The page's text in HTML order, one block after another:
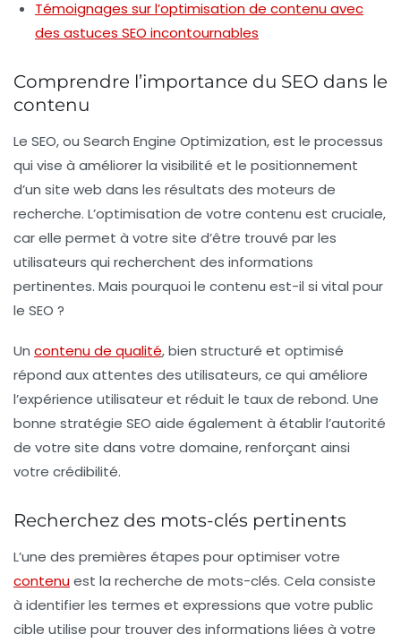
Témoignages sur l’optimisation de contenu avec
des astuces SEO incontournables
Comprendre l’importance du SEO dans le
contenu
Le SEO, ou Search Engine Optimization, est le processus
qui vise à améliorer la visibilité et le positionnement
d’un site web dans les résultats des moteurs de
recherche. L’optimisation de votre contenu est cruciale,
car elle permet à votre site d’être trouvé par les
utilisateurs qui recherchent des informations
pertinentes. Mais pourquoi le contenu est-il si vital pour
le SEO ?
Un contenu de qualité, bien structuré et optimisé
répond aux attentes des utilisateurs, ce qui améliore
l’expérience utilisateur et réduit le taux de rebond. Une
bonne stratégie SEO aide également à établir l’autorité
de votre site dans votre domaine, renforçant ainsi
votre crédibilité.
Recherchez des mots-clés pertinents
L’une des premières étapes pour optimiser votre
contenuest la recherche de mots-clés. Cela consiste
à identifier les termes et expressions que votre public
cible utilise pour trouver des informations liées à votre